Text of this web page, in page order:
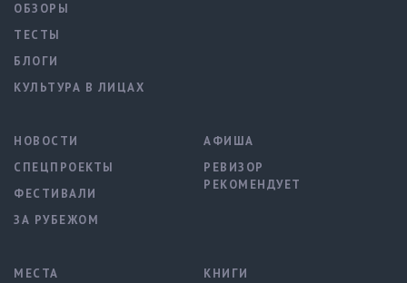
ОБЗОРЫ
ТЕСТЫ
БЛОГИ
КУЛЬТУРА В ЛИЦАХ
НОВОСТИ
СПЕЦПРОЕКТЫ
ФЕСТИВАЛИ
ЗА РУБЕЖОМ
АФИША
РЕВИЗОР
РЕКОМЕНДУЕТ
МЕСТА КНИГИ